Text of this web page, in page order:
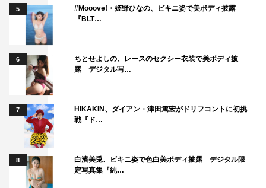
5
#Mooove!・姫野ひなの、ビキニ姿で美ボディ披露
『BLT…
6
ちとせよしの、レースのセクシー衣装で美ボディ披
露 デジタル写…
7
HIKAKIN、ダイアン・津田篤宏がドリフコントに初挑
戦『ド…
8
白濱美兎、ビキニ姿で色白美ボディ披露 デジタル限
定写真集『純…